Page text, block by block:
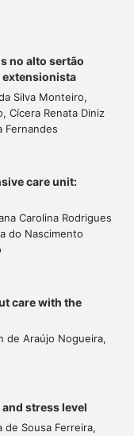
no alto sertão
extensionista
Silva Monteiro,
Cícera Renata Diniz
Fernandes
care unit:
Carolina Rodrigues
do Nascimento
care with the
de Araújo Nogueira,
stress level
de Sousa Ferreira,